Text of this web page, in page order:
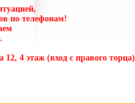
по телефонам!
4 этаж (вход с правого торца)